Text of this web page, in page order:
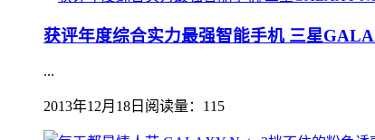
获评年度综合实力最强智能手机 三星
...
2013年12月18日 阅读量：115